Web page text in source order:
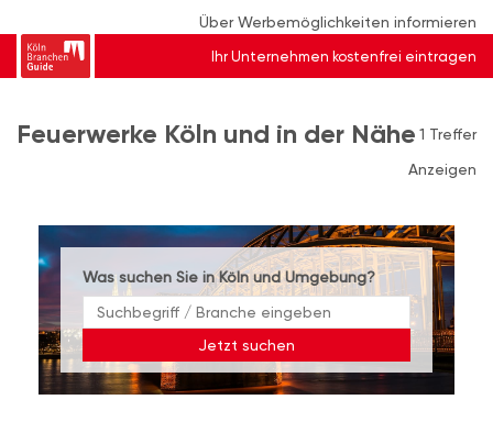
Über Werbemöglichkeiten informieren
Ihr Unternehmen kostenfrei eintragen
Feuerwerke Köln und in der Nähe 1 Treffer
Anzeigen
Was suchen Sie in Köln und Umgebung?
Jetzt suchen